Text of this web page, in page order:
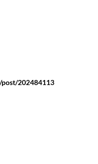
202484113